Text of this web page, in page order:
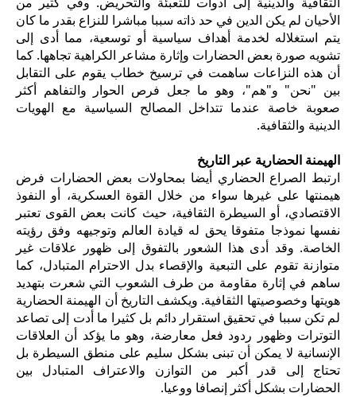
الأحيان لم يكن الدين في حد ذاته سببا مباشرا للنزاع بقدر ما كان
يتم استغلاله لخدمة أهداف سياسية أو توسعية، مما أدى إلى
تشويه صورة بعض الحضارات وإثارة مشاعر الكراهية تجاهها. كما
أن هذه النزاعات ساهمت في ترسيخ خطاب يقوم على التقابل
بين "نحن" و"هم"، وهو ما جعل فرص الحوار والتفاهم أكثر
صعوبة خاصة عندما تتداخل المصالح السياسية مع الهويات
الدينية والثقافية.
الهيمنة الحضارية عبر التاريخ
ارتبط الصراع الحضاري أيضا بمحاولات بعض الحضارات فرض
هيمنتها على غيرها سواء من خلال القوة العسكرية، أو النفوذ
الاقتصادي، أو السيطرة الثقافية، حيث كانت بعض القوى تعتبر
نفسها نموذجا متفوقا يحق له قيادة العالم وتوجيهه وفق رؤيته
الخاصة. وقد أدى هذا الشعور بالتفوق إلى ظهور علاقات غير
متوازنة تقوم على التبعية والإقصاء بدل الاحترام المتبادل، كما
ساهم في إثارة مقاومة من طرف الشعوب التي شعرت بتهديد
هويتها وخصوصيتها الثقافية. ويكشف التاريخ أن الهيمنة الحضارية
لم تكن سببا في تحقيق استقرار دائم بل كثيرا ما أدت إلى تصاعد
التوترات وظهور ردود فعل معارضة، وهو ما يؤكد أن العلاقات
الإنسانية لا يمكن أن تبنى بشكل سليم على منطق السيطرة بل
تحتاج إلى قدر أكبر من التوازن والاعتراف المتبادل بين
الحضارات بشكل أكثر إنصافا ووعيا.